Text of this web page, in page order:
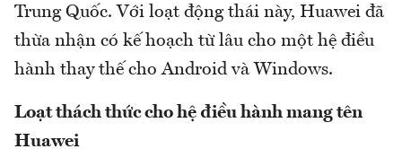
Trung Quốc. Với loạt động thái này, Huawei đã
thừa nhận có kế hoạch từ lâu cho một hệ điều
hành thay thế cho Android và Windows.
Loạt thách thức cho hệ điều hành mang tên
Huawei